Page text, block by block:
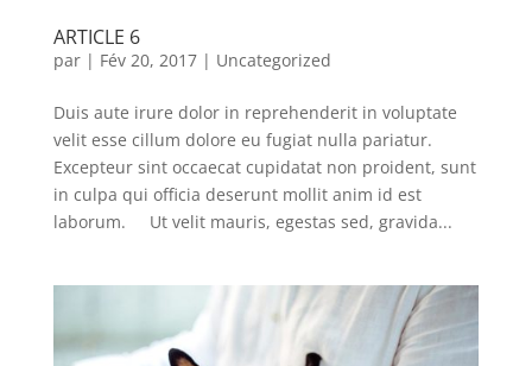
ARTICLE 6
par | Fév 20, 2017| Uncategorized
Duis aute irure dolor in reprehenderit in voluptate
velit esse cillum dolore eu fugiat nulla pariatur.
Excepteur sint occaecat cupidatat non proident, sunt
in culpa qui officia deserunt mollit anim id est
laborum. Ut velit mauris, egestas sed, gravida...